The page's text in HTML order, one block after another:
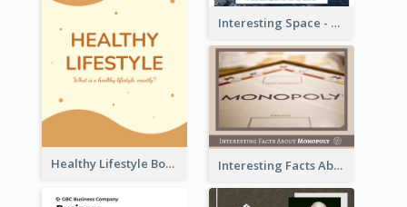
Interesting Space - 10 Facts About Space That You May Not Know
Healthy Lifestyle Booklet Interesting Facts About Monopoly